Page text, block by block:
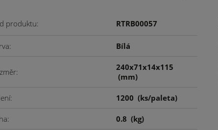
produktu RTRB00057
Bílá
240x71x14x115
(mm)
1200(ks/paleta)
0.8(kg)